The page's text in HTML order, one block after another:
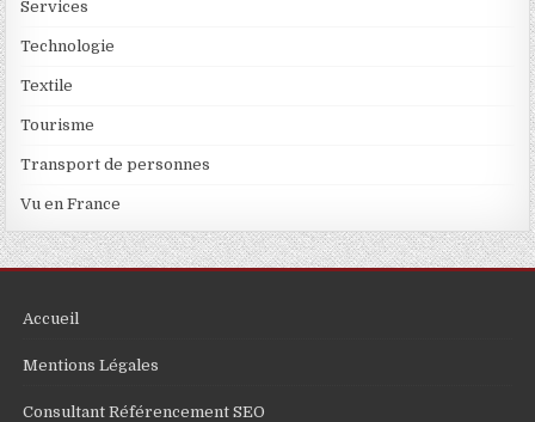
Services
Technologie
Textile
Tourisme
Transport de personnes
Vu en France
Accueil
Mentions Légales
Consultant Référencement SEO